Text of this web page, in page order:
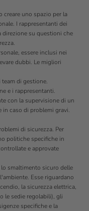
uno spazio per la
I rappresentanti dei
direzione su questioni che
essere inclusi nei
dubbi. Le migliori
di gestione.
e i rappresentanti.
con la supervisione di un
in caso di problemi gravi.
di sicurezza. Per
politiche specifiche in
e approvate
smaltimento sicuro delle
Esse riguardano
la sicurezza elettrica,
le sedie regolabili), gli
specifiche e la